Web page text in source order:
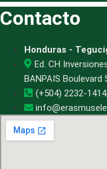
Contacto
Honduras -
Ed. CH
BANPAIS
(+504) 2232-